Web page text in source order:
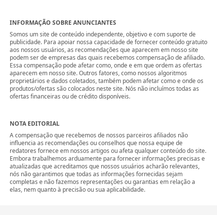
INFORMAÇÃO SOBRE ANUNCIANTES
Somos um site de conteúdo independente, objetivo e com suporte de
publicidade. Para apoiar nossa capacidade de fornecer conteúdo gratuito
aos nossos usuários, as recomendações que aparecem em nosso site
podem ser de empresas das quais recebemos compensação de afiliado.
Essa compensação pode afetar como, onde e em que ordem as ofertas
aparecem em nosso site. Outros fatores, como nossos algoritmos
proprietários e dados coletados, também podem afetar como e onde os
produtos/ofertas são colocados neste site. Nós não incluímos todas as
ofertas financeiras ou de crédito disponíveis.
NOTA EDITORIAL
A compensação que recebemos de nossos parceiros afiliados não
influencia as recomendações ou conselhos que nossa equipe de
redatores fornece em nossos artigos ou afeta qualquer conteúdo do site.
Embora trabalhemos arduamente para fornecer informações precisas e
atualizadas que acreditamos que nossos usuários acharão relevantes,
nós não garantimos que todas as informações fornecidas sejam
completas e não fazemos representações ou garantias em relação a
elas, nem quanto à precisão ou sua aplicabilidade.